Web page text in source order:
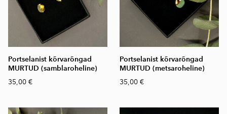
Portselanist kõrvarõngad
MURTUD (samblaroheline)
35,00 €
Portselanist kõrvarõngad
MURTUD (metsaroheline)
35,00 €